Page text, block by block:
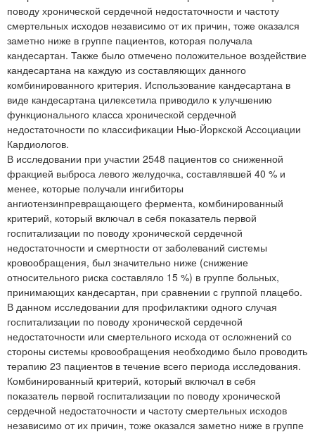
поводу хронической сердечной недостаточности и частоту
смертельных исходов независимо от их причин, тоже оказался
заметно ниже в группе пациентов, которая получала
кандесартан. Также было отмечено положительное воздействие
кандесартана на каждую из составляющих данного
комбинированного критерия. Использование кандесартана в
виде кандесартана цилексетила приводило к улучшению
функционального класса хронической сердечной
недостаточности по классификации Нью-Йоркской Ассоциации
Кардиологов.
В исследовании при участии 2548 пациентов со сниженной
фракцией выброса левого желудочка, составлявшей 40 % и
менее, которые получали ингибиторы
ангиотензинпревращающего фермента, комбинированный
критерий, который включал в себя показатель первой
госпитализации по поводу хронической сердечной
недостаточности и смертности от заболеваний системы
кровообращения, был значительно ниже (снижение
относительного риска составляло 15 %) в группе больных,
принимающих кандесартан, при сравнении с группой плацебо.
В данном исследовании для профилактики одного случая
госпитализации по поводу хронической сердечной
недостаточности или смертельного исхода от осложнений со
стороны системы кровообращения необходимо было проводить
терапию 23 пациентов в течение всего периода исследования.
Комбинированный критерий, который включал в себя
показатель первой госпитализации по поводу хронической
сердечной недостаточности и частоту смертельных исходов
независимо от их причин, тоже оказался заметно ниже в группе